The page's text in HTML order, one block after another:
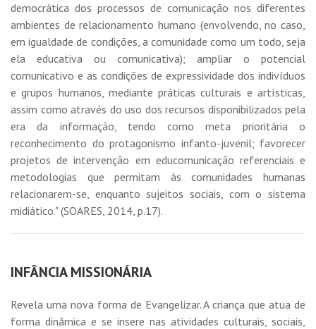
democrática dos processos de comunicação nos diferentes
ambientes de relacionamento humano (envolvendo, no caso,
em igualdade de condições, a comunidade como um todo, seja
ela educativa ou comunicativa); ampliar o potencial
comunicativo e as condições de expressividade dos indivíduos
e grupos humanos, mediante práticas culturais e artísticas,
assim como através do uso dos recursos disponibilizados pela
era da informação, tendo como meta prioritária o
reconhecimento do protagonismo infanto-juvenil; favorecer
projetos de intervenção em educomunicação referenciais e
metodologias que permitam às comunidades humanas
relacionarem-se, enquanto sujeitos sociais, com o sistema
midiático." (SOARES, 2014, p.17).
INFÂNCIA MISSIONÁRIA
Revela uma nova forma de Evangelizar. A criança que atua de
forma dinâmica e se insere nas atividades culturais, sociais,